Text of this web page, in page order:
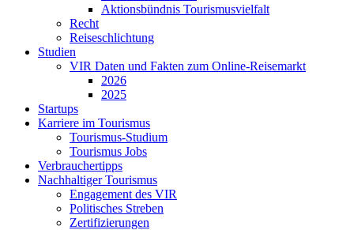
Aktionsbündnis Tourismusvielfalt
Recht
Reiseschlichtung
Studien
VIR Daten und Fakten zum Online-Reisemarkt
2026
2025
Startups
Karriere im Tourismus
Tourismus-Studium
Tourismus Jobs
Verbrauchertipps
Nachhaltiger Tourismus
Engagement des VIR
Politisches Streben
Zertifizierungen